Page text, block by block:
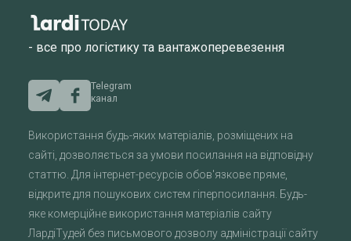
- все про логістику та вантажоперевезення
Telegram
канал
Використання будь-яких матеріалів, розміщених на
сайті, дозволяється за умови посилання на відповідну
статтю. Для інтернет-ресурсів обов'язкове пряме,
відкрите для пошукових систем гіперпосилання. Будь-
яке комерційне використання матеріалів сайту
ЛардіТудей без письмового дозволу адміністрації сайту